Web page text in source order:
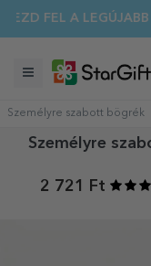
FEL A LEGÚJABB
Személyre szabott bögrék
Személyre
2 721 Ft